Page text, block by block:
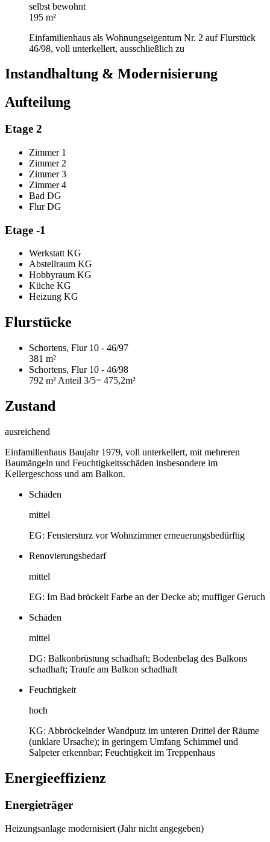
selbst bewohnt
195 m²
Einfamilienhaus als Wohnungseigentum Nr. 2 auf Flurstück
46/98, voll unterkellert, ausschließlich zu
Instandhaltung & Modernisierung
Aufteilung
Etage 2
Zimmer 1
Zimmer 2
Zimmer 3
Zimmer 4
Bad DG
Flur DG
Etage -1
Werkstatt KG
Abstellraum KG
Hobbyraum KG
Küche KG
Heizung KG
Flurstücke
Schortens, Flur 10 - 46/97
381 m²
Schortens, Flur 10 - 46/98
792 m² Anteil 3/5= 475,2m²
Zustand
ausreichend
Einfamilienhaus Baujahr 1979, voll unterkellert, mit mehreren
Baumängeln und Feuchtigkeitsschäden insbesondere im
Kellergeschoss und am Balkon.
Schäden
mittel
EG: Fenstersturz vor Wohnzimmer erneuerungsbedürftig
Renovierungsbedarf
mittel
EG: Im Bad bröckelt Farbe an der Decke ab; muffiger Geruch
Schäden
mittel
DG: Balkonbrüstung schadhaft; Bodenbelag des Balkons
schadhaft; Traufe am Balkon schadhaft
Feuchtigkeit
hoch
KG: Abbröckelnder Wandputz im unteren Drittel der Räume
(unklare Ursache); in geringem Umfang Schimmel und
Salpeter erkennbar; Feuchtigkeit im Treppenhaus
Energieeffizienz
Energieträger
Heizungsanlage modernisiert (Jahr nicht angegeben)